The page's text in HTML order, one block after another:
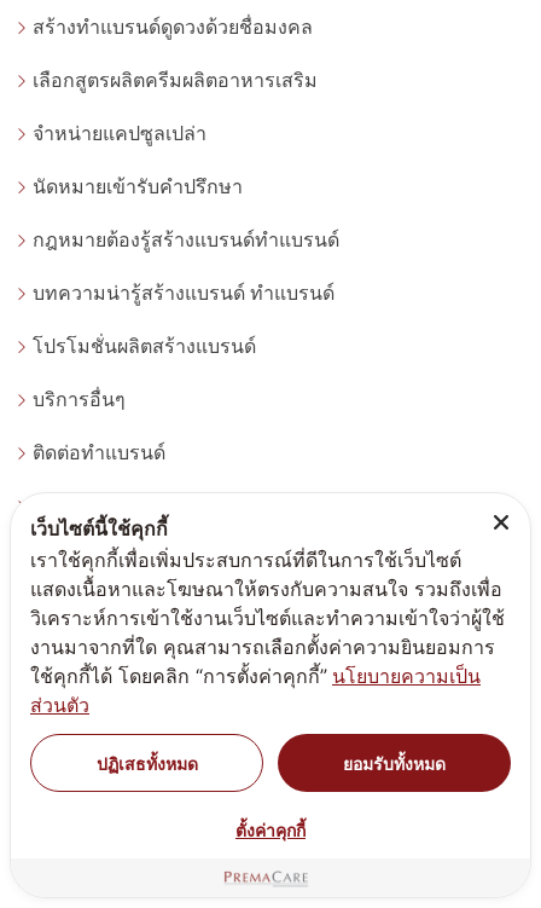
สร้างทำแบรนด์ดูดวงด้วยชื่อมงคล
เลือกสูตรผลิตครีมผลิตอาหารเสริม
จำหน่ายแคปซูลเปล่า
นัดหมายเข้ารับคำปรึกษา
กฎหมายต้องรู้สร้างแบรนด์ทำแบรนด์
บทความน่ารู้สร้างแบรนด์ ทำแบรนด์
โปรโมชั่นผลิตสร้างแบรนด์
บริการอื่นๆ
ติดต่อทำแบรนด์
ผลิตครีม
บริการการตลาดสร้างแบรนด์
ขั้นตอนการสร้างแบรนด์
สร้างแบรนด์อาหารเสริม
สร้างแบรนด์ครีม
เว็บไซต์นี้ใช้คุกกี้
เราใช้คุกกี้เพื่อเพิ่มประสบการณ์ที่ดีในการใช้เว็บไซต์
แสดงเนื้อหาและโฆษณาให้ตรงกับความสนใจ รวมถึงเพื่อ
วิเคราะห์การเข้าใช้งานเว็บไซต์และทำความเข้าใจว่าผู้ใช้
งานมาจากที่ใด คุณสามารถเลือกตั้งค่าความยินยอมการ
ใช้คุกกี้ได้ โดยคลิก “การตั้งค่าคุกกี้” นโยบายความเป็น
ส่วนตัว
ปฏิเสธทั้งหมด ยอมรับทั้งหมด
ตั้งค่าคุกกี้